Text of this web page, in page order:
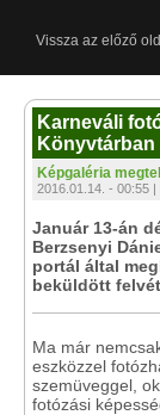
Vissza az előző
Karneváli
Könyvtárban
Képgaléria
2016.01.14. - 00:55 |
Január 13-án
Berzsenyi
portál által
beküldött
Ma már
eszközzel
szemüveggel,
fotózási